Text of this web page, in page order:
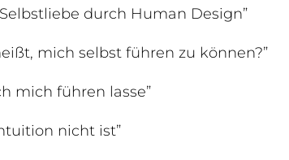
durch Human Design”
mich selbst führen zu können?”
mich führen lasse”
nicht ist”